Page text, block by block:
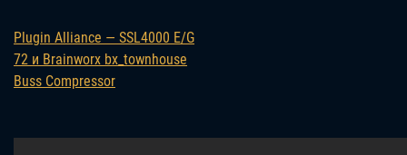
Plugin Alliance — SSL4000 E/G
72 и Brainworx bx_townhouse
Buss Compressor